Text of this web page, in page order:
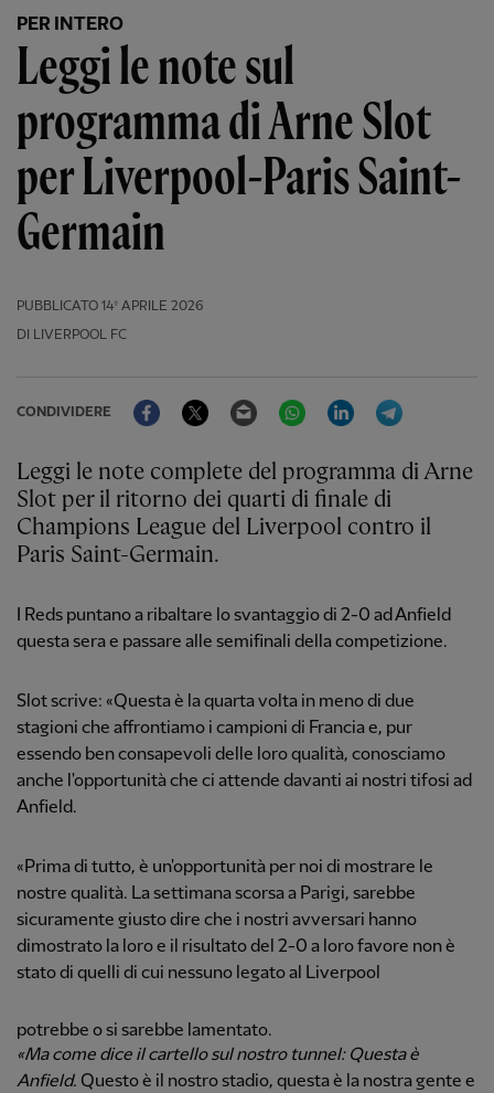
PER INTERO
Leggi le note sul
programma di Arne Slot
per Liverpool-Paris Saint-
Germain
PUBBLICATO 14º APRILE 2026
DI LIVERPOOL FC
CONDIVIDERE
FacebookTwitter Email WhatsAppLinkedIn
Leggi le note complete del programma di Arne
Slot per il ritorno dei quarti di finale di
Champions League del Liverpool contro il
Paris Saint-Germain.
I Reds puntano a ribaltare lo svantaggio di 2-0 ad Anfield
questa sera e passare alle semifinali della competizione.
Slot scrive: «Questa è la quarta volta in meno di due
stagioni che affrontiamo i campioni di Francia e, pur
essendo ben consapevoli delle loro qualità, conosciamo
anche l'opportunità che ci attende davanti ai nostri tifosi ad
Anfield.
«Prima di tutto, è un'opportunità per noi di mostrare le
nostre qualità. La settimana scorsa a Parigi, sarebbe
sicuramente giusto dire che i nostri avversari hanno
dimostrato la loro e il risultato del 2-0 a loro favore non è
stato di quelli di cui nessuno legato al Liverpool
potrebbe o si sarebbe lamentato.
«Ma come dice il cartello sul nostro tunnel: Questa è
Anfield. Questo è il nostro stadio, questa è la nostra gente e